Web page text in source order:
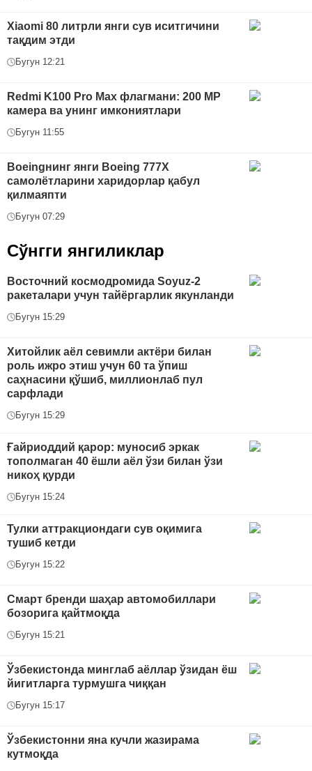
Xiaomi 80 литрли янги сув иситгичини
тақдим этди
Бугун 12:21
Redmi K100 Pro Max флагмани: 200 MP
камера ва унинг имкониятлари
Бугун 11:55
Boeingнинг янги Boeing 777X
самолётларини харидорлар қабул
қилмаяпти
Бугун 07:29
Сўнгги янгиликлар
Восточний космодромида Soyuz-2
ракеталари учун тайёргарлик якунланди
Бугун 15:29
Хитойлик аёл севимли актёри билан
роль ижро этиш учун 60 та ўпиш
саҳнасини қўшиб, миллионлаб пул
сарфлади
Бугун 15:29
Ғайриоддий қарор: муносиб эркак
тополмаган 40 ёшли аёл ўзи билан ўзи
никоҳ қурди
Бугун 15:24
Тулки аттракциондаги сув оқимига
тушиб кетди
Бугун 15:22
Смарт бренди шаҳар автомобиллари
бозорига қайтмоқда
Бугун 15:21
Ўзбекистонда минглаб аёллар ўзидан ёш
йигитларга турмушга чиққан
Бугун 15:17
Ўзбекистонни яна кучли жазирама
кутмоқда